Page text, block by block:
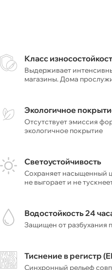
Класс
Выдерживает
магазины. Дома
Экологичное
Отсутствует эмиссия
экологичное покрытие
Светоустойчивость
Сохраняет насыщенный
не выгорает и не
Водостойкость 24
Защищен от разбухания
Тиснение в регистр
Синхронный рельеф